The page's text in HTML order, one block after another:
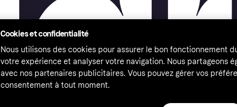
Cookies et confidentialité
Nous utilisons des cookies pour assurer le bon fonctionnement
votre expérience et analyser votre navigation. Nous partageons
avec nos partenaires publicitaires. Vous pouvez gérer vos
consentement à tout moment.